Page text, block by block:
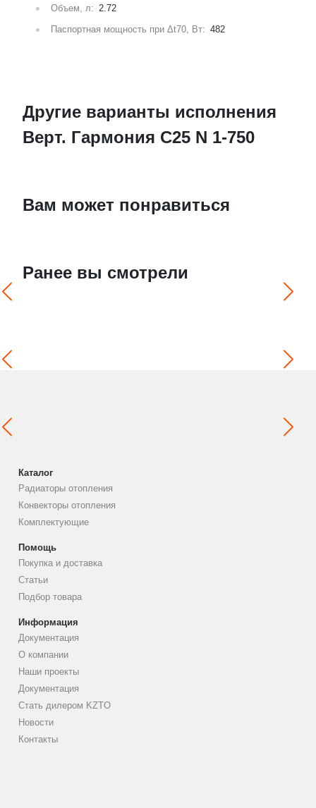
Объем, л: 2.72
Паспортная мощность при Δt70, Вт: 482
Другие варианты исполнения
Верт. Гармония С25 N 1-750
Вам может понравиться
Ранее вы смотрели
Каталог
Радиаторы отопления
Конвекторы отопления
Комплектующие
Помощь
Покупка и доставка
Статьи
Подбор товара
Информация
Документация
О компании
Наши проекты
Документация
Стать дилером KZTO
Новости
Контакты